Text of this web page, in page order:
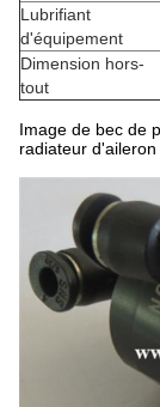
Lubrifiant
d'équipement
Dimension hors-
tout
Image de bec de
radiateur d'aileron